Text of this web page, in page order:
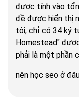
được tính vào
đề được hiển thị
tôi, chỉ có 34 ký
Homestead"
phải là một phần
nên học seo ở